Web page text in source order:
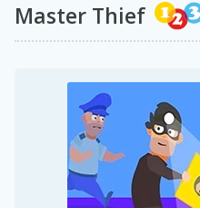
Master Thief